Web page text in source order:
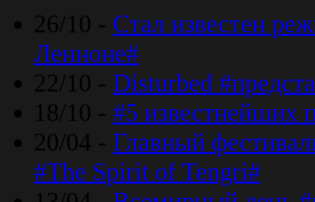
26/10 - Стал известен
Ленноне#
22/10 - Disturbed
18/10 - #5 известнейших
20/04 - Главный
#The Spirit of Tengri#